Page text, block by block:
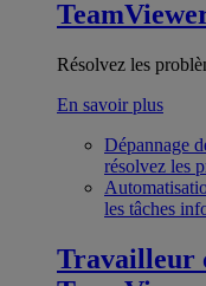
Résolvez les
En savoir plus
Dépannage
résolvez les
les tâches
Travailleur